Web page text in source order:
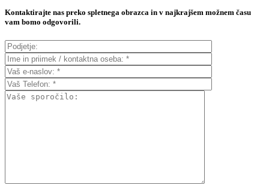
Kontaktirajte nas preko spletnega obrazca in v najkrajšem možnem času
vam bomo odgovorili.